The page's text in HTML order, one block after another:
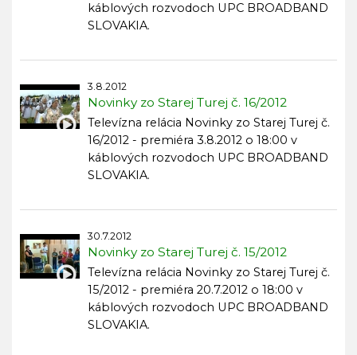
káblových rozvodoch UPC BROADBAND
SLOVAKIA.
3.8.2012
Novinky zo Starej Turej č. 16/2012
Televízna relácia Novinky zo Starej Turej č.
16/2012 - premiéra 3.8.2012 o 18:00 v
káblových rozvodoch UPC BROADBAND
SLOVAKIA.
30.7.2012
Novinky zo Starej Turej č. 15/2012
Televízna relácia Novinky zo Starej Turej č.
15/2012 - premiéra 20.7.2012 o 18:00 v
káblových rozvodoch UPC BROADBAND
SLOVAKIA.